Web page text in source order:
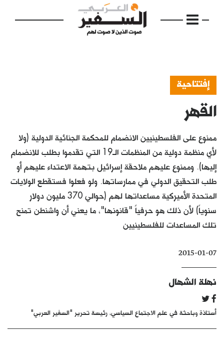
الرئيسية
إفتتاحية
فكرة
دفاتر
بالصورة
الأرشيف
إفتتاحية
القهر
ممنوع على الفلسطينيين الانضمام للمحكمة الجنائية الدولية (ولا
لأي منظمة دولية من المنظمات الـ19 التي تقدموا بطلب للانضمام
إليها). وممنوع عليهم ملاحقة إسرائيل بتهمة الاعتداء عليهم أو
طلب التحقيق الدولي في ممارساتها. ولو فعلوا فستقطع الولايات
المتحدة الأميركية مساعداتها لهم (حوالي 370 مليون دولار
سنوياً) لأن ذلك هو حرفياً "قانونها"، ما يعني أن واشنطن تمنح
تلك المساعدات للفلسطينيين
2015-01-07
نهلة الشهال
أستاذة وباحثة في علم الاجتماع السياسي، رئيسة تحرير "السفير العربي"